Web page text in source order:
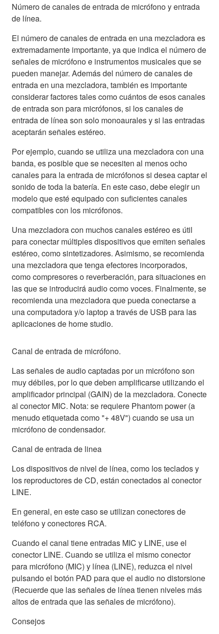
Número de canales de entrada de micrófono y entrada
de línea.
El número de canales de entrada en una mezcladora es
extremadamente importante, ya que indica el número de
señales de micrófono e instrumentos musicales que se
pueden manejar. Además del número de canales de
entrada en una mezcladora, también es importante
considerar factores tales como cuántos de esos canales
de entrada son para micrófonos, si los canales de
entrada de línea son solo monoaurales y si las entradas
aceptarán señales estéreo.
Por ejemplo, cuando se utiliza una mezcladora con una
banda, es posible que se necesiten al menos ocho
canales para la entrada de micrófonos si desea captar el
sonido de toda la batería. En este caso, debe elegir un
modelo que esté equipado con suficientes canales
compatibles con los micrófonos.
Una mezcladora con muchos canales estéreo es útil
para conectar múltiples dispositivos que emiten señales
estéreo, como sintetizadores. Asimismo, se recomienda
una mezcladora que tenga efectores incorporados,
como compresores o reverberación, para situaciones en
las que se introducirá audio como voces. Finalmente, se
recomienda una mezcladora que pueda conectarse a
una computadora y/o laptop a través de USB para las
aplicaciones de home studio.
Canal de entrada de micrófono.
Las señales de audio captadas por un micrófono son
muy débiles, por lo que deben amplificarse utilizando el
amplificador principal (GAIN) de la mezcladora. Conecte
al conector MIC. Nota: se requiere Phantom power (a
menudo etiquetada como "+ 48V") cuando se usa un
micrófono de condensador.
Canal de entrada de linea
Los dispositivos de nivel de línea, como los teclados y
los reproductores de CD, están conectados al conector
LINE.
En general, en este caso se utilizan conectores de
teléfono y conectores RCA.
Cuando el canal tiene entradas MIC y LINE, use el
conector LINE. Cuando se utiliza el mismo conector
para micrófono (MIC) y línea (LINE), reduzca el nivel
pulsando el botón PAD para que el audio no distorsione
(Recuerde que las señales de línea tienen niveles más
altos de entrada que las señales de micrófono).
Consejos